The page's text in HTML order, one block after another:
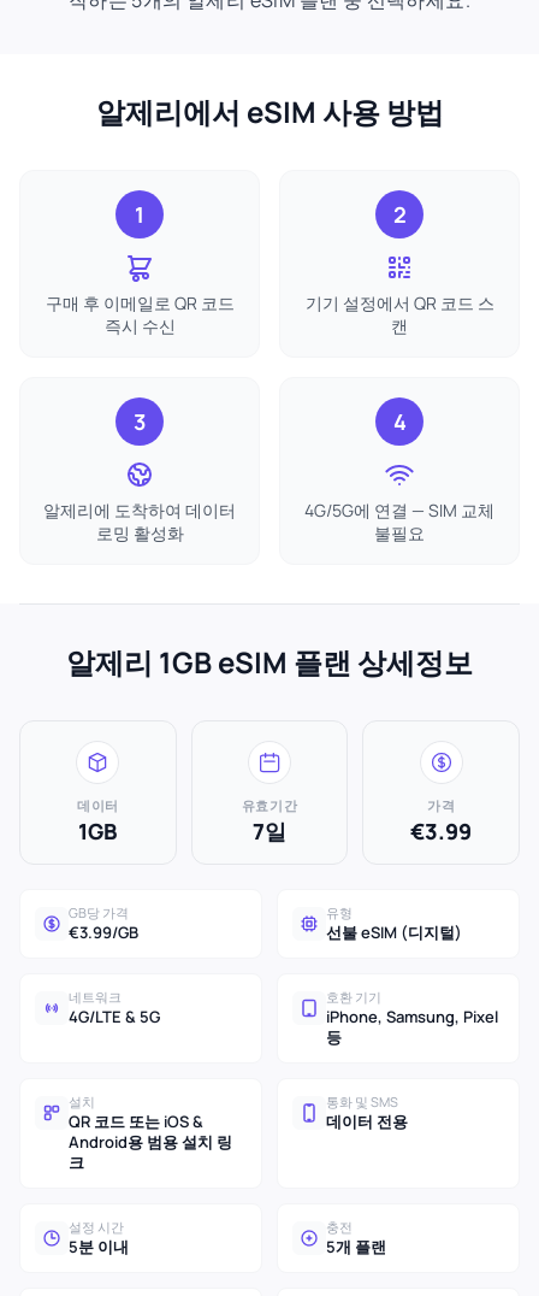
알제리에서 eSIM 사용 방법
1
구매 후 이메일로 QR 코드
즉시 수신
2
기기 설정에서 QR 코드 스
캔
3
알제리에 도착하여 데이터
로밍 활성화
4
4G/5G에 연결 — SIM 교체
불필요
알제리 1GB eSIM 플랜 상세정보
데이터
1GB
유효기간
7일
가격
€3.99
GB당 가격
€3.99/GB
유형
선불 eSIM (디지털)
네트워크
4G/LTE & 5G
호환 기기
iPhone, Samsung, Pixel
등
설치
QR 코드 또는 iOS &
Android용 범용 설치 링
크
통화 및 SMS
데이터 전용
설정 시간
5분 이내
충전
5개 플랜